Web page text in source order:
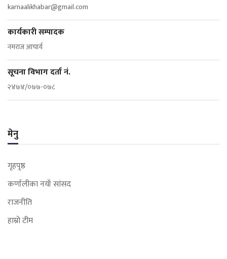
karnaalikhabar@gmail.com
कार्यकारी सम्पादक
नमराज आचार्य
सूचना विभाग दर्ता नं.
२४७४/०७७-०७८
मेनु
गृहपृष्ठ
कर्णालीका नयाँ सांसद
राजनीति
हाम्रो टीम